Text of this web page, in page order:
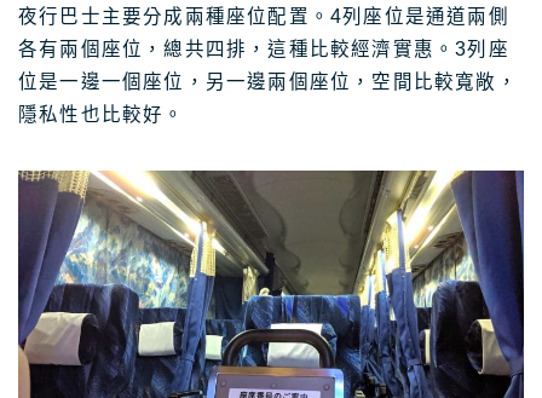
夜行巴士主要分成兩種座位配置。4列座位是通道兩側
各有兩個座位，總共四排，這種比較經濟實惠。3列座
位是一邊一個座位，另一邊兩個座位，空間比較寬敞，
隱私性也比較好。